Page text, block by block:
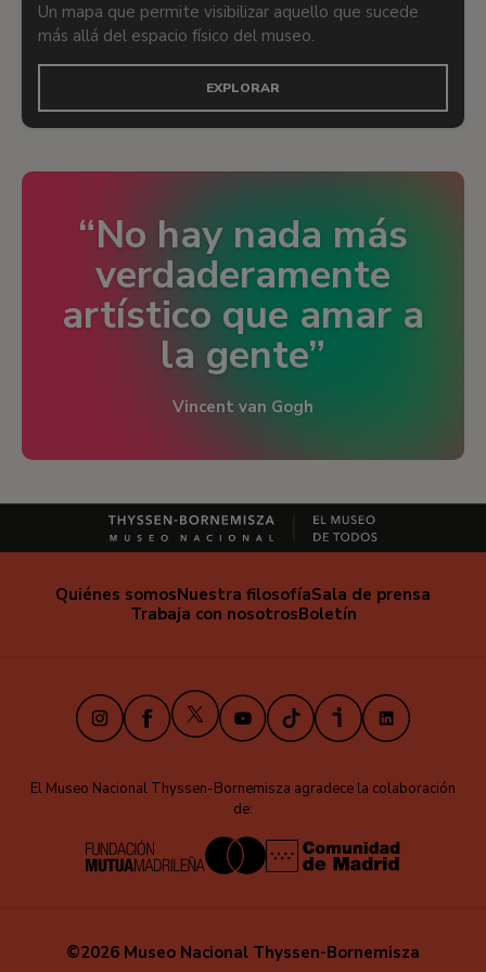
Un mapa que permite visibilizar aquello que sucede
más allá del espacio físico del museo.
EXPLORAR
No hay nada más
verdaderamente
artístico que amar a
la gente
Vincent van Gogh
Quiénes somosNuestra filosofíaSala de prensa
Trabaja con nosotrosBoletín
Instagram
Facebook X
YoutubeTikTokiVooxLinkedIn
El Museo Nacional Thyssen-Bornemisza agradece la colaboración
de:
©2026 Museo Nacional Thyssen-Bornemisza